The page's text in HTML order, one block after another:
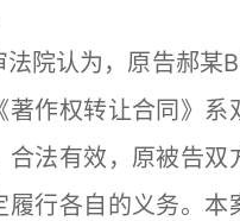
认为，原告郝某B
著作权转让合同》系
合法有效，原被告双
履行各自的义务。本